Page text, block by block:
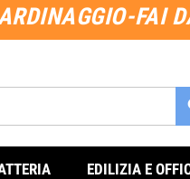
FAI
EDILIZIA E